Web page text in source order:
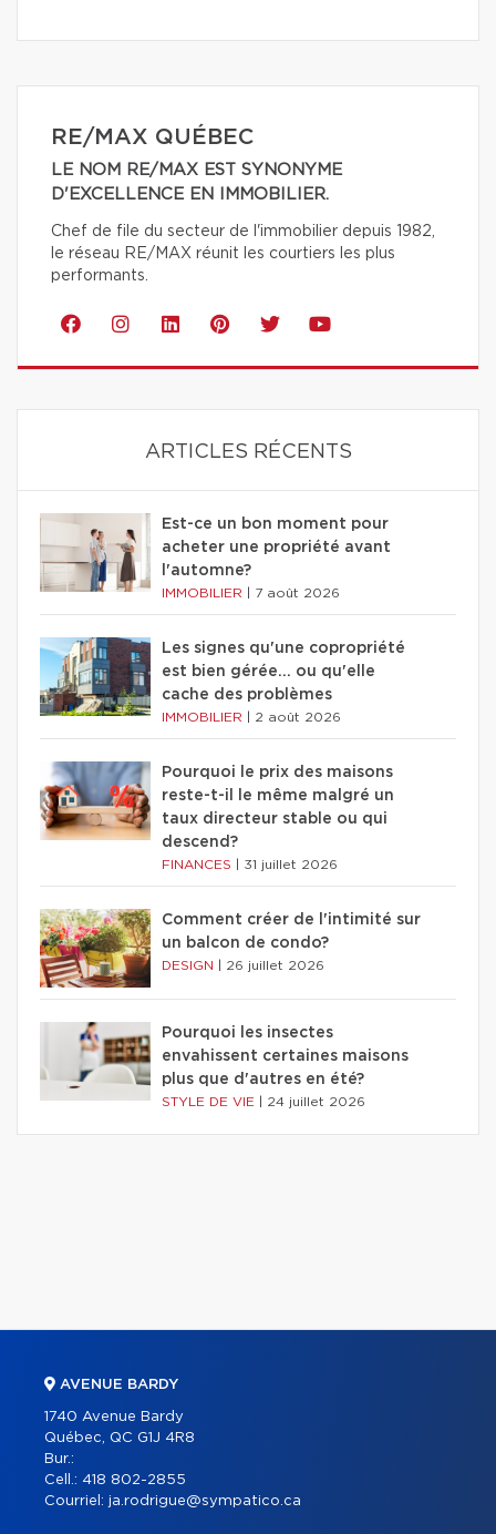
RE/MAX QUÉBEC
LE NOM RE/MAX EST SYNONYME
D'EXCELLENCE EN IMMOBILIER.
Chef de file du secteur de l'immobilier depuis 1982,
le réseau RE/MAX réunit les courtiers les plus
performants.
ARTICLES RÉCENTS
Est-ce un bon moment pour
acheter une propriété avant
l'automne?
IMMOBILIER 7 août 2026
Les signes qu'une copropriété
est bien gérée… ou qu'elle
cache des problèmes
IMMOBILIER 2 août 2026
Pourquoi le prix des maisons
reste-t-il le même malgré un
taux directeur stable ou qui
descend?
FINANCES 31 juillet 2026
Comment créer de l'intimité sur
un balcon de condo?
DESIGN 26 juillet 2026
Pourquoi les insectes
envahissent certaines maisons
plus que d'autres en été?
STYLE DE VIE 24 juillet 2026
AVENUE BARDY
1740 Avenue Bardy
Québec, QC G1J 4R8
Bur.:
Cell.: 418 802-2855
Courriel: ja.rodrigue@sympatico.ca